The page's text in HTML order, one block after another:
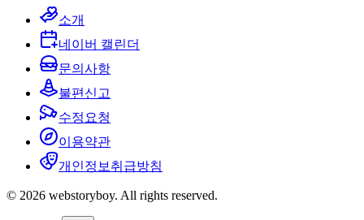
소개
네이버 캘린더
문의사항
불편신고
수정요청
이용약관
개인정보취급방침
© 2026 webstoryboy. All rights reserved.